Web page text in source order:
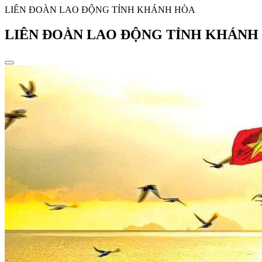
LIÊN ĐOÀN LAO ĐỘNG TỈNH KHÁNH HÒA
LIÊN ĐOÀN LAO ĐỘNG TỈNH KHÁNH